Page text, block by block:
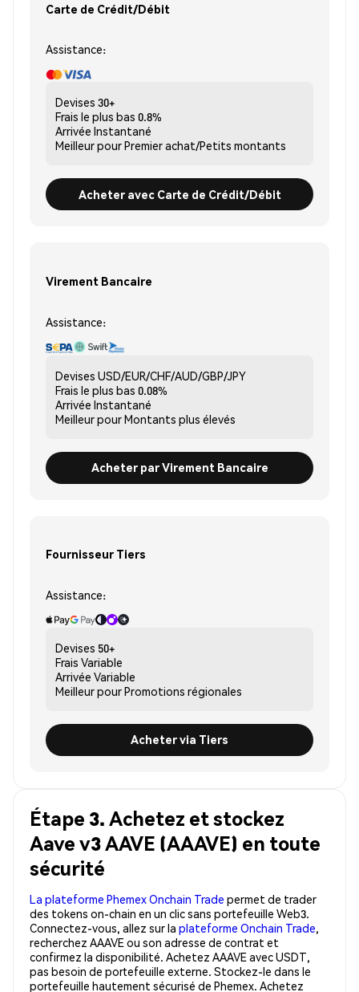
Carte de Crédit/Débit
Assistance:
Devises 30+
Frais le plus bas 0.8%
Arrivée Instantané
Meilleur pourPremier achat/Petits montants
Acheter avec Carte de Crédit/Débit
Virement Bancaire
Assistance:
Devises USD/EUR/CHF/AUD/GBP/JPY
Frais le plus bas 0.08%
Arrivée Instantané
Meilleur pourMontants plus élevés
Acheter par Virement Bancaire
Fournisseur Tiers
Assistance:
Devises 50+
Frais Variable
Arrivée Variable
Meilleur pourPromotions régionales
Acheter via Tiers
Étape 3. Achetez et stockez
Aave v3 AAVE (AAAVE) en toute
sécurité
La plateforme Phemex Onchain Trade permet de trader
des tokens on-chain en un clic sans portefeuille Web3.
Connectez-vous, allez sur la plateforme Onchain Trade,
recherchez AAAVE ou son adresse de contrat et
confirmez la disponibilité. Achetez AAAVE avec USDT,
pas besoin de portefeuille externe. Stockez-le dans le
portefeuille hautement sécurisé de Phemex. Achetez